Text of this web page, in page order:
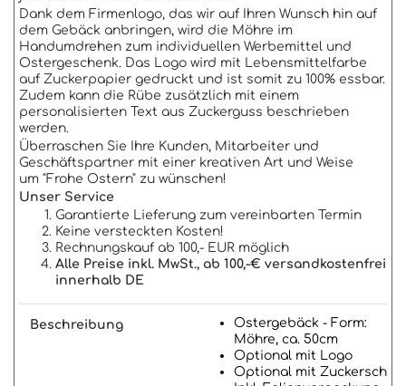
Dank dem Firmenlogo, das wir auf Ihren Wunsch hin auf
dem Gebäck anbringen, wird die Möhre im
Handumdrehen zum individuellen Werbemittel und
Ostergeschenk. Das Logo wird mit Lebensmittelfarbe
auf Zuckerpapier gedruckt und ist somit zu 100% essbar.
Zudem kann die Rübe zusätzlich mit einem
personalisierten Text aus Zuckerguss beschrieben
werden.
Überraschen Sie Ihre Kunden, Mitarbeiter und
Geschäftspartner mit einer kreativen Art und Weise
um "Frohe Ostern" zu wünschen!
Unser Service
Garantierte Lieferung zum vereinbarten Termin
Keine versteckten Kosten!
Rechnungskauf ab 100,- EUR möglich
Alle Preise inkl. MwSt., ab 100,-€ versandkostenfrei
innerhalb DE
Beschreibung
Ostergebäck - Form:
Möhre, ca. 50cm
Optional mit Logo
Optional mit Zuckerschrift